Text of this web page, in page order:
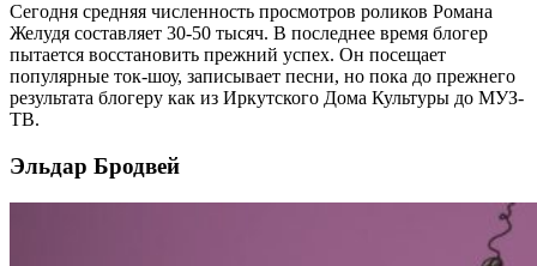
Сегодня средняя численность просмотров роликов Романа
Желудя составляет 30-50 тысяч. В последнее время блогер
пытается восстановить прежний успех. Он посещает
популярные ток-шоу, записывает песни, но пока до прежнего
результата блогеру как из Иркутского Дома Культуры до МУЗ-
ТВ.
Эльдар Бродвей